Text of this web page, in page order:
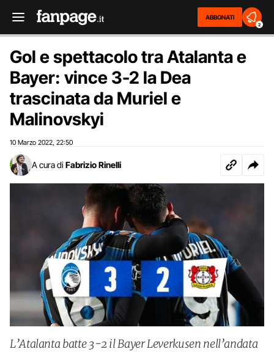
ABBONATI
2
Gol e spettacolo tra Atalanta e
Bayer: vince 3-2 la Dea
trascinata da Muriel e
Malinovskyi
10 Marzo 2022 22:50
A cura di Fabrizio Rinelli
L’Atalanta batte 3-2 il Bayer Leverkusen nell’andata